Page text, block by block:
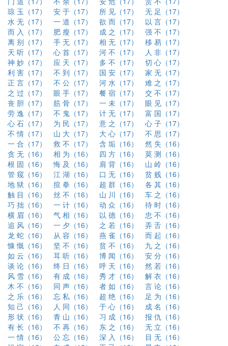
琼 玉（17）
安 于（17） 所 见（17）
无 足（17）
水 无（17）
一 道（17） 欲 而（17）
以 言（17）
而 入（17）
肥 瘦（17） 成 之（17）
强 不（17）
离 别（17）
手 无（17） 相 无（17）
移 易（17）
天 听（17）
心 首（17） 河 不（17）
人 非（17）
神 妙（17）
应 天（17） 多 不（17）
切 心（17）
利 害（17）
不 到（17） 国 安（17）
家 无（17）
正 言（17）
不 公（17） 河 水（17）
难 之（17）
之 过（17）
眼 手（17） 餐 宿（17）
交 不（17）
丧 胆（17）
筋 骨（17） 一 未（17）
眼 见（17）
劳 逸（17）
不 鬼（17） 计 无（17）
富 国（17）
心 石（17）
为 民（17） 意 之（17）
心 子（17）
不 情（17）
山 大（17） 大 心（17）
不 思（17）
一 合（17）
救 不（17） 含 垢（16）
然 失（16）
贪 无（16）
相 为（16） 四 方（16）
莫 测（16）
根 固（16）
悔 及（16） 肩 背（16）
山 岭（16）
管 窥（16）
江 湖（16） 口 无（16）
贫 贱（16）
地 狱（16）
揎 拳（16） 超 群（16）
各 其（16）
触 目（16）
丝 不（16） 山 川（16）
车 之（16）
巧 拙（16）
一 计（16） 动 众（16）
待 时（16）
横 眉（16）
气 相（16） 以 德（16）
忠 不（16）
追 风（16）
一 夕（16） 之 若（16）
弄 舌（16）
龙 蛇（16）
从 容（16） 燕 雀（16）
而 起（16）
慷 慨（16）
坚 不（16） 贫 不（16）
九 之（16）
如 云（16）
耳 听（16） 博 闻（16）
安 分（16）
谈 论（16）
终 日（16） 呼 天（16）
然 若（16）
风 雪（16）
有 成（16） 秀 才（16）
解 衣（16）
木 不（16）
同 声（16） 者 如（16）
言 论（16）
之 乐（16）
忘 私（16） 超 绝（16）
足 为（16）
知 己（16）
人 同（16） 于 心（16）
成 名（16）
形 状（16）
青 山（16） 习 成（16）
报 仇（16）
有 长（16）
不 再（16） 东 之（16）
无 立（16）
一 情（16）
公 忘（16） 深 入（16）
目 无（16）